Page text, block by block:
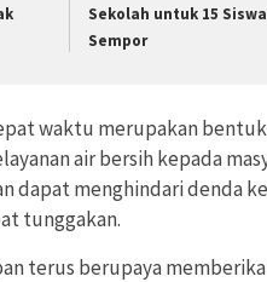
Sekolah untuk 15
Sempor
waktu merupakan
air bersih kepada
dapat menghindari denda
tunggakan.
terus berupaya